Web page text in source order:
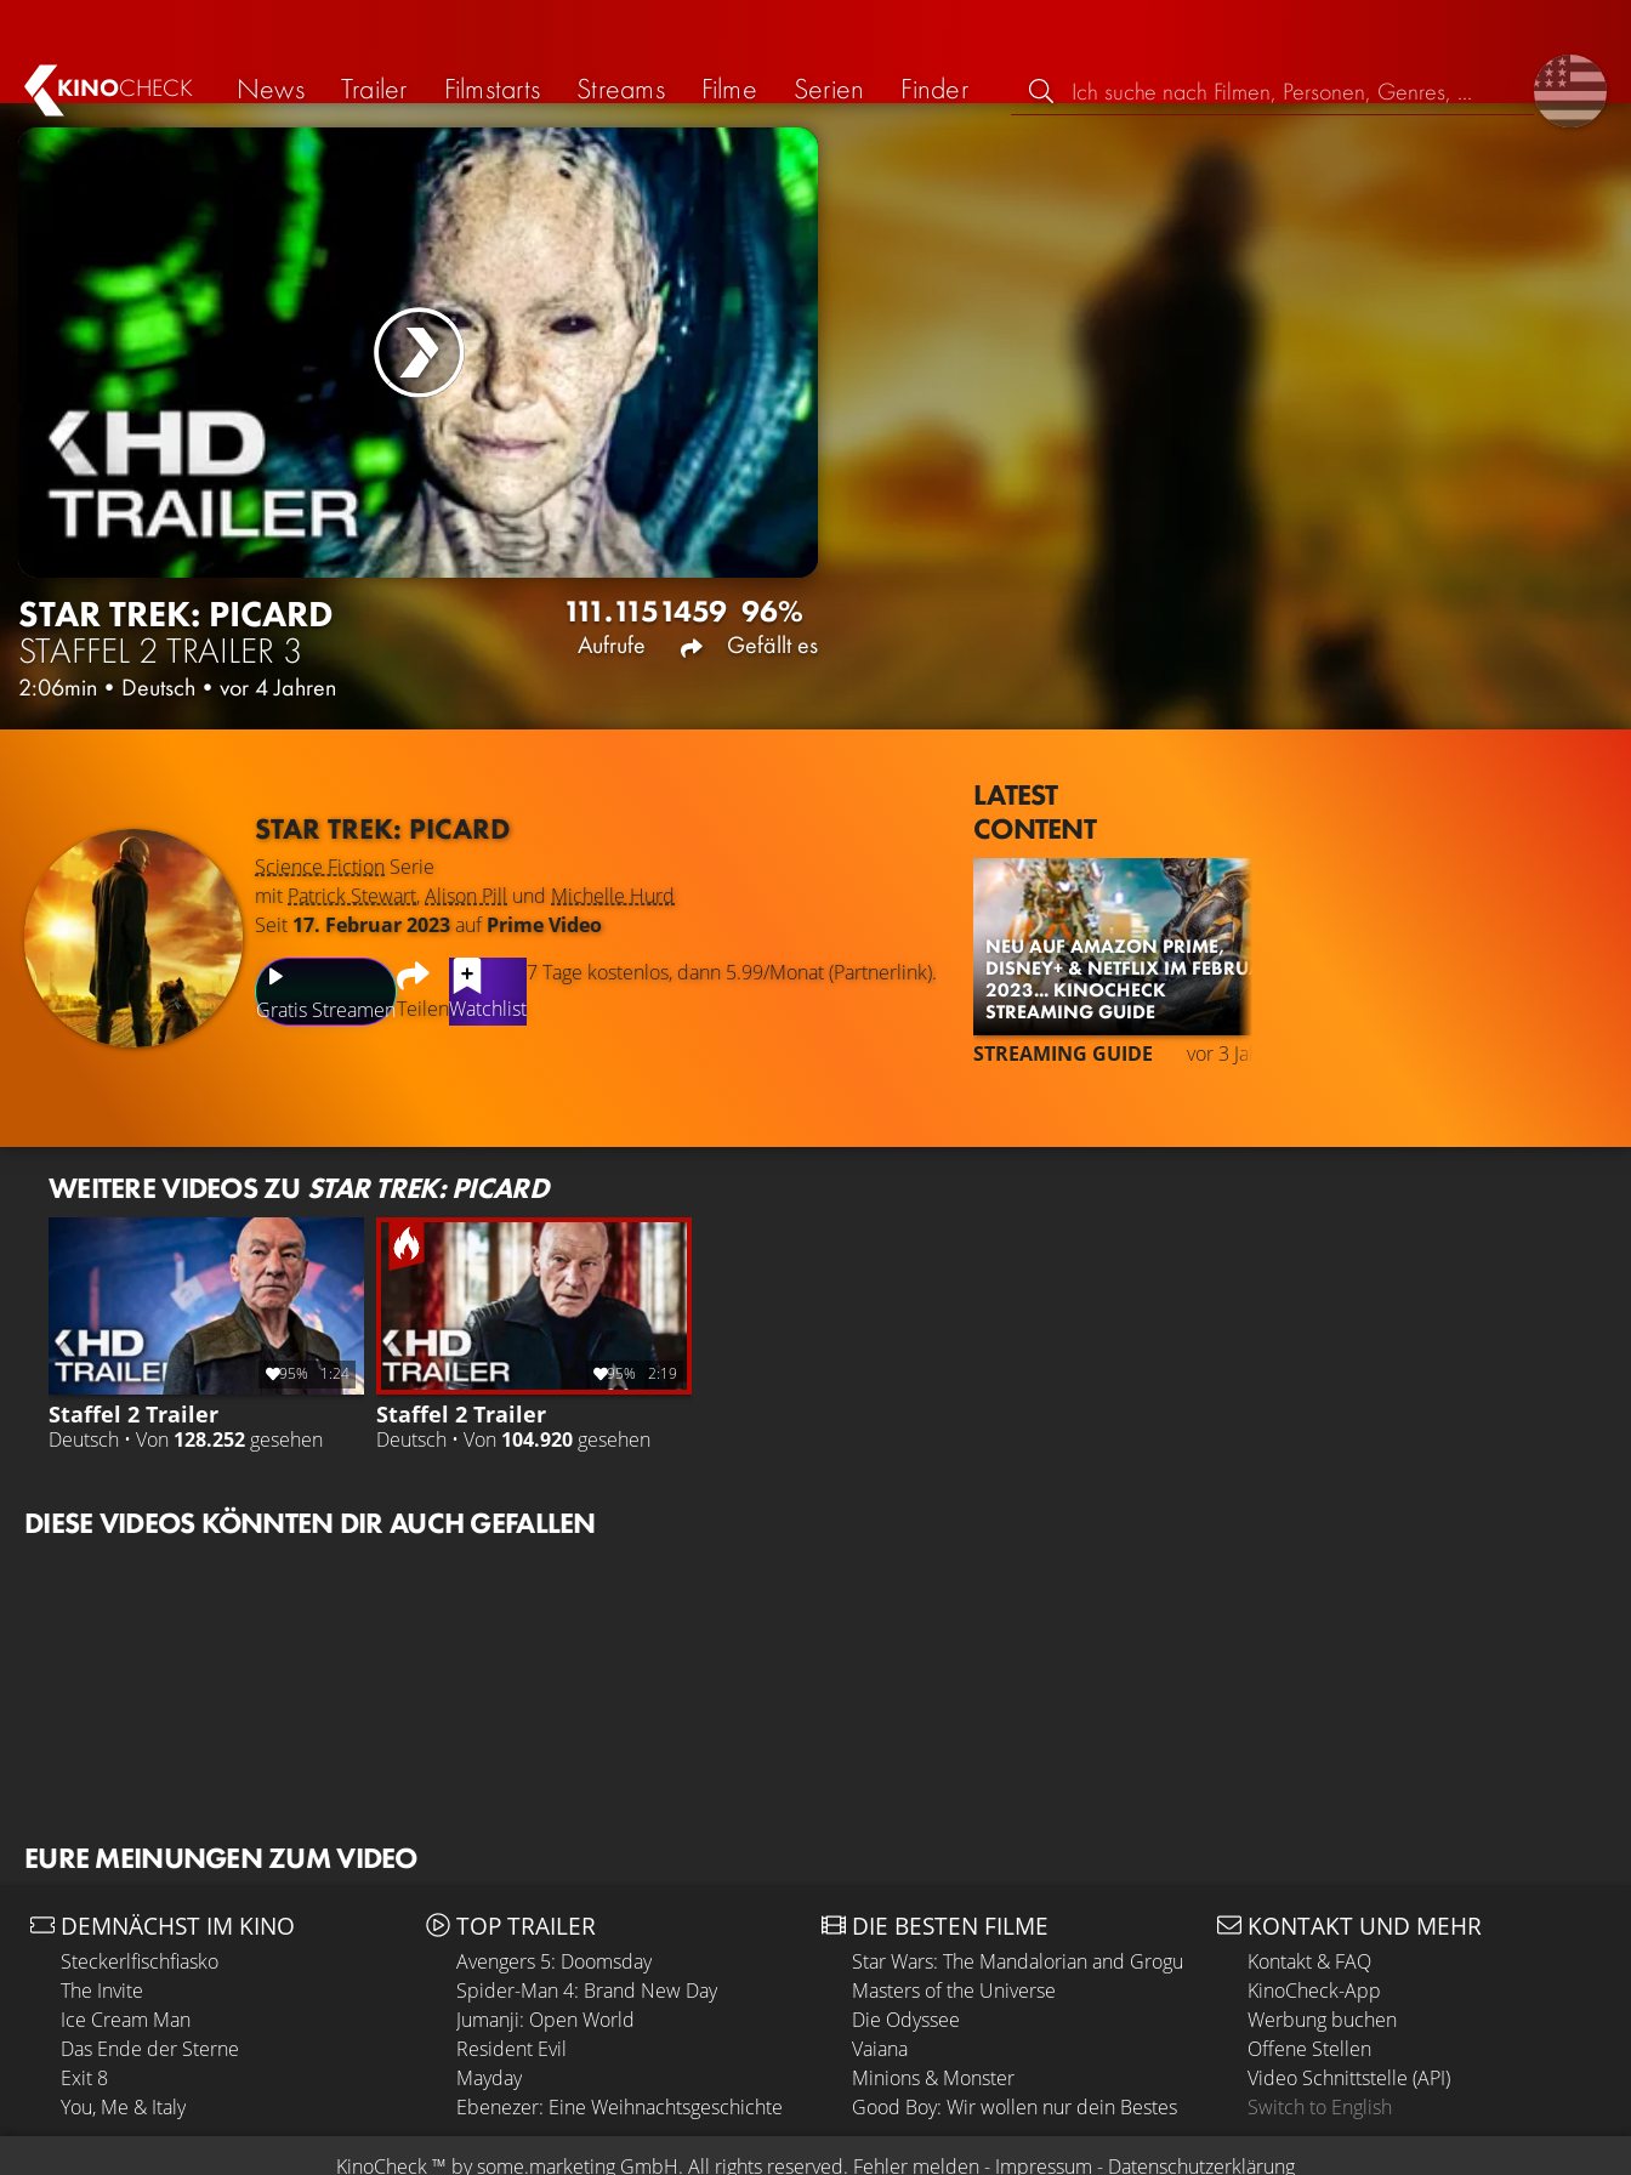
KINOCHECK News Trailer Filmstarts Streams Filme Serien Finder
STAR TREK: PICARD
STAFFEL 2 TRAILER 3
2:06min • Deutsch • vor 4 Jahren
111.115
Aufrufe
1459 96%
Gefällt es
STAR TREK: PICARD
Science Fiction Serie
mit Patrick Stewart,Alison Pill und Michelle Hurd
Seit 17. Februar 2023aufPrime Video
Gratis StreamenTeilenWatchlist
7 Tage kostenlos, dann 5.99/Monat (Partnerlink).
LATEST
CONTENT
NEU AUF AMAZON PRIME,
DISNEY+ & NETFLIX IM FEBRUAR
2023... KINOCHECK
STREAMING GUIDE
STREAMING GUIDE vor 3 Jahren
WEITERE VIDEOS ZU STAR TREK: PICARD
95% 1:24
Staffel 2 Trailer
Deutsch • Von 128.252 gesehen
95% 2:19
Staffel 2 Trailer
Deutsch • Von 104.920 gesehen
DIESE VIDEOS KÖNNTEN DIR AUCH GEFALLEN
EURE MEINUNGEN ZUM VIDEO
DEMNÄCHST IM KINO
Steckerlfischfiasko
The Invite
Ice Cream Man
Das Ende der Sterne
Exit 8
You, Me & Italy
TOP TRAILER
Avengers 5: Doomsday
Spider-Man 4: Brand New Day
Jumanji: Open World
Resident Evil
Mayday
Ebenezer: Eine Weihnachtsgeschichte
DIE BESTEN FILME
Star Wars: The Mandalorian and Grogu
Masters of the Universe
Die Odyssee
Vaiana
Minions & Monster
Good Boy: Wir wollen nur dein Bestes
KONTAKT UND MEHR
Kontakt & FAQ
KinoCheck-App
Werbung buchen
Offene Stellen
Video Schnittstelle (API)
Switch to English
KinoCheck ™ by some.marketing GmbH. All rights reserved. Fehler melden - Impressum - Datenschutzerklärung